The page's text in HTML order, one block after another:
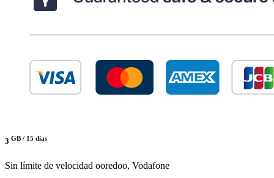
3 GB / 15 días
Sin límite de velocidad ooredoo, Vodafone